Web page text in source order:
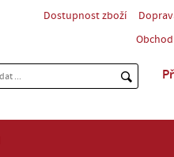
Dostupnost zboží